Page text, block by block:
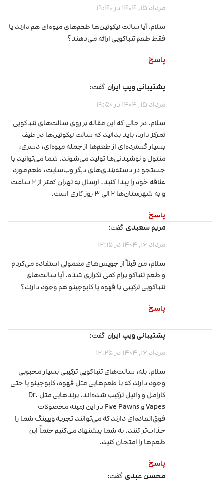
مرداد 15, 1404 در 19:40
سلام. آیا سالت نیکوتین‌ها طعم‌های میوه‌ای هم دارند یا
فقط طعم تنباکویی ارائه می‌دهند؟
پاسخ
پشتیبانی ویپ ایران گفت:
مرداد 15, 1404 در 19:50
سلام. در حالی که این مقاله بر روی سالت‌های تنباکویی
تمرکز دارد، باید بدانید که سالت نیکوتین‌ها در طیف
بسیار گسترده‌ای از طعم‌ها از جمله میوه‌ای، دسری،
منتول و نوشیدنی‌ها تولید می‌شوند. شما می‌توانید با
جستجو در دسته‌بندی‌های دیگر وب‌سایت، طعم مورد
علاقه خود را پیدا کنید. ارسال به تهران کمتر از 2 ساعت
و به شهرستان‌ها 2 الی 3 روز کاری است.
پاسخ
مریم سعیدی گفت:
مرداد 16, 1404 در 12:15
سلام، من قبلاً از جویس‌های معمولی استفاده می‌کردم
و طعم تنباکو برام کمی تکراری شده. آیا سالت‌های
تنباکویی ترکیبی با قهوه یا کاپوچینو هم وجود دارند؟
پاسخ
پشتیبانی ویپ ایران گفت:
مرداد 16, 1404 در 12:25
سلام. بله، سالت‌های تنباکویی ترکیبی بسیار محبوبی
وجود دارند که با طعم‌هایی مثل قهوه، کاپوچینو یا حتی
کارامل و وانیل ترکیب شده‌اند. برندهایی مثل Dr.
Vapes و Five Pawns در این زمینه محصولات
فوق‌العاده‌ای دارند که می‌توانند تجربه ویپینگ شما را
جذاب‌تر کنند. به شما پیشنهاد می‌کنیم حتماً این
طعم‌ها را امتحان کنید.
پاسخ
محسن عبدی گفت: